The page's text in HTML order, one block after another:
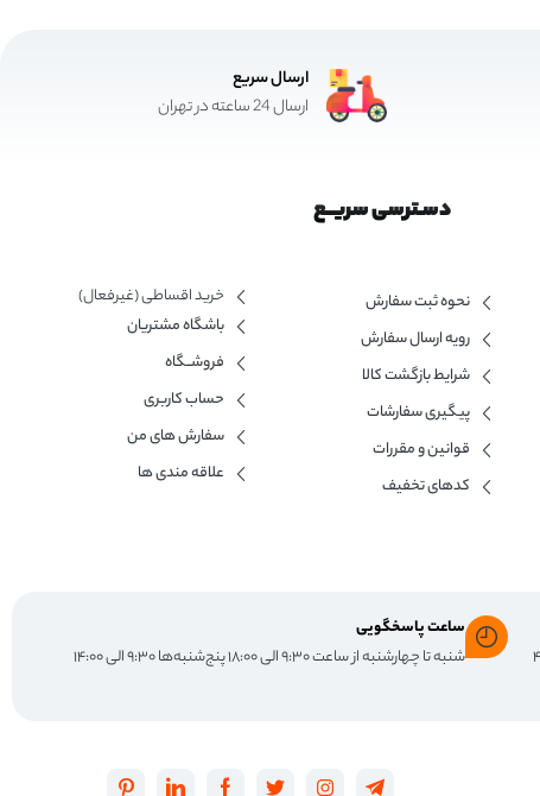
ارسال سریع
ارسال 24 ساعته در تهران
دسـترسی سریــع
نحوه ثبت سفارش
رویه ارسال سفارش
شرایط بازگشت کالا
پیگیری سفارشات
قوانین و مقررات
کدهای تخفیف
خرید اقساطی (غیرفعال)
باشگاه مشتریان
فروشــگاه
حساب کاربری
سفارش های من
علاقه مندی ها
ساعت پاسخگویی
شنبه تا چهارشنبه از ساعت ۹:۳۰ الی ۱۸:۰۰ پنج‌شنبه‌ها ۹:۳۰ الی ۱۴:۰۰